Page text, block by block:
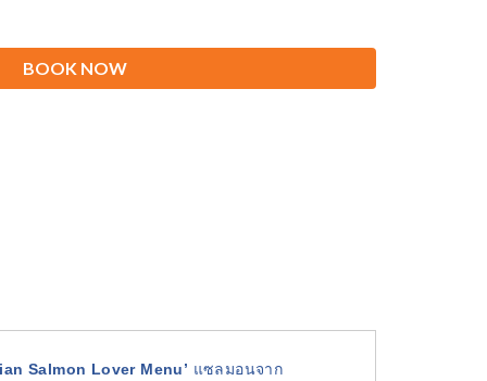
BOOK NOW
Salmon Lover Menu’ แซลมอนจาก